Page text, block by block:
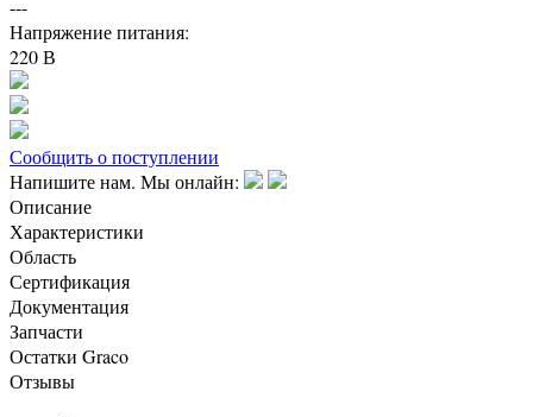
---
Напряжение питания:
220 В
Сообщить о поступлении
Напишите нам. Мы онлайн:
Описание
Характеристики
Область
Сертификация
Документация
Запчасти
Остатки Graco
Отзывы